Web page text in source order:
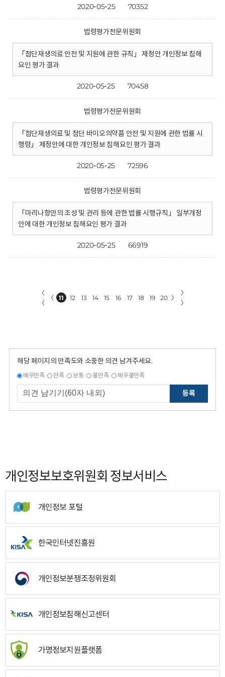
2020-05-25 70352
법령평가전문위원회
「첨단재생의료 안전 및 지원에 관한 규칙」 제정안 개인정보 침해
요인 평가 결과
2020-05-25 70458
법령평가전문위원회
「첨단재생의료 및 첨단 바이오의약품 안전 및 지원에 관한 법률 시
행령」 제정안에 대한 개인정보 침해요인 평가 결과
2020-05-25 72596
법령평가전문위원회
「마리나항만의 조성 및 관리 등에 관한 법률 시행규칙」 일부개정
안에 대한 개인정보 침해요인 평가 결과
2020-05-25 66919
〈
〈
〈 11 12 13 14 15 16 17 18 19 20 〉
〉
〉
해당 페이지의 만족도와 소중한 의견 남겨주세요.
매우만족 만족 보통 불만족 매우불만족
등록
개인정보보호위원회 정보서비스
개인정보 포털
한국인터넷진흥원
개인정보분쟁조정위원회
개인정보침해신고센터
가명정보지원플랫폼